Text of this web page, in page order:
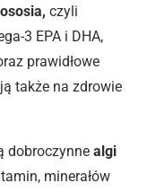
czyli
3 EPA i DHA,
prawidłowe
także na zdrowie
dobroczynne algi
minerałów